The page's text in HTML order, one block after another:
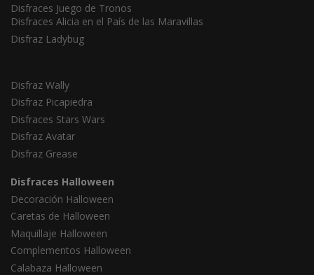
Disfraces Juego de Tronos
Disfraces Alicia en el País de las Maravillas
Disfraz Ladybug
Disfraz Wally
Disfraz Picapiedra
Disfraces Stars Wars
Disfraz Avatar
Disfraz Grease
Disfraces Halloween
Decoración Halloween
Caretas de Halloween
Maquillaje Halloween
Complementos Halloween
Calabaza Halloween